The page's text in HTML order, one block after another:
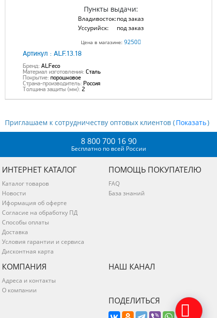
Пункты выдачи:
Владивосток:под заказ
Уссурийск:
под заказ
Цена в магазине: 9250
Артикул : ALF.13.18
Бренд: ALFeco
Материал изготовления: Сталь
Покрытие: порошковое
Страна-производитель: Россия
Толщина защиты (мм): 2
Приглашаем к сотрудничеству оптовых клиентов ( )
8 800 700 16 90
Бесплатно по всей России
ИНТЕРНЕТ КАТАЛОГ
Каталог товаров
Новости
Иформация об оферте
Согласие на обработку ПД
Способы оплаты
Доставка
Условия гарантии и сервиса
Дисконтная карта
ПОМОЩЬ ПОКУПАТЕЛЮ
FAQ
База знаний
КОМПАНИЯ
Адреса и контакты
О компании
НАШ КАНАЛ
ПОДЕЛИТЬСЯ